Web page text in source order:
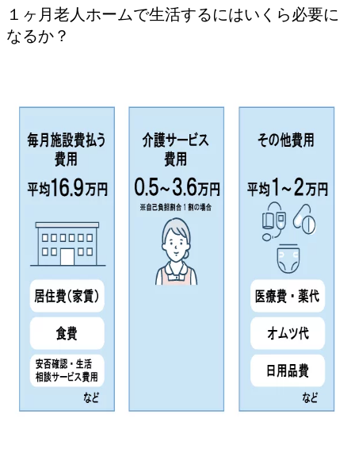
１ヶ月老人ホームで生活するにはいくら必要に
なるか？